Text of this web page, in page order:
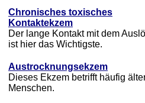
Chronisches toxisches
Kontaktekzem
Der lange Kontakt mit dem
ist hier das Wichtigste.
Austrocknungsekzem
Dieses Ekzem betrifft häufig
Menschen.